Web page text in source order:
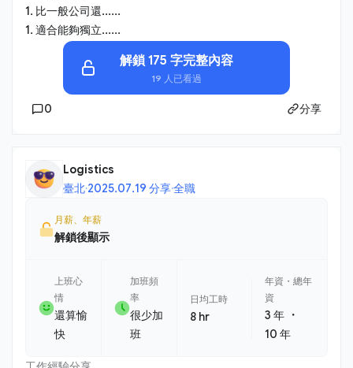
1. 比一般公司還......
1. 適合能夠獨立......
解鎖 175 字完整內容
19 人已看過
0 分享
Logistics
臺北·2025.07.19 分享·全職
月薪、年薪
解鎖後顯示
上班心
情
還算愉
快
加班頻
率
很少加
班
日均工時
8 hr
年資・總年
資
3 年 ・
10 年